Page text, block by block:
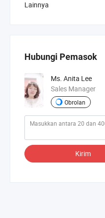
Lainnya
Hubungi Pemasok
Ms. Anita Lee
Sales Manager
Obrolan
Kirim